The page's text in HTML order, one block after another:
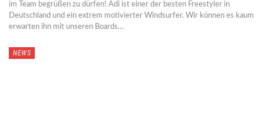
im Team begrüßen zu dürfen! Adi ist einer der besten Freestyler in
Deutschland und ein extrem motivierter Windsurfer. Wir können es kaum
erwarten ihn mit unseren Boards…
NEWS